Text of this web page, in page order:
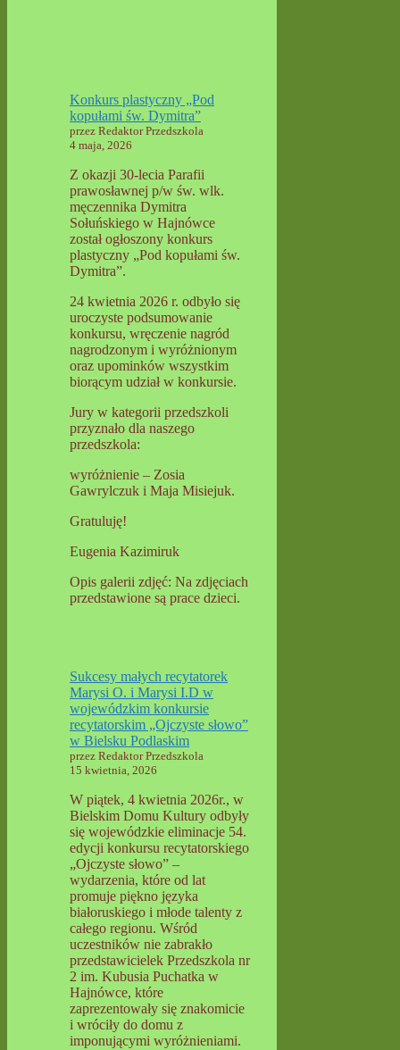
Konkurs plastyczny „Pod
kopułami św. Dymitra”
przez Redaktor Przedszkola
4 maja, 2026
Z okazji 30-lecia Parafii
prawosławnej p/w św. wlk.
męczennika Dymitra
Sołuńskiego w Hajnówce
został ogłoszony konkurs
plastyczny „Pod kopułami św.
Dymitra”.
24 kwietnia 2026 r. odbyło się
uroczyste podsumowanie
konkursu, wręczenie nagród
nagrodzonym i wyróżnionym
oraz upominków wszystkim
biorącym udział w konkursie.
Jury w kategorii przedszkoli
przyznało dla naszego
przedszkola:
wyróżnienie – Zosia
Gawrylczuk i Maja Misiejuk.
Gratuluję!
Eugenia Kazimiruk
Opis galerii zdjęć: Na zdjęciach
przedstawione są prace dzieci.
Sukcesy małych recytatorek
Marysi O. i Marysi I.D w
wojewódzkim konkursie
recytatorskim „Ojczyste słowo”
w Bielsku Podlaskim
przez Redaktor Przedszkola
15 kwietnia, 2026
W piątek, 4 kwietnia 2026r., w
Bielskim Domu Kultury odbyły
się wojewódzkie eliminacje 54.
edycji konkursu recytatorskiego
„Ojczyste słowo” –
wydarzenia, które od lat
promuje piękno języka
białoruskiego i młode talenty z
całego regionu. Wśród
uczestników nie zabrakło
przedstawicielek Przedszkola nr
2 im. Kubusia Puchatka w
Hajnówce, które
zaprezentowały się znakomicie
i wróciły do domu z
imponującymi wyróżnieniami.